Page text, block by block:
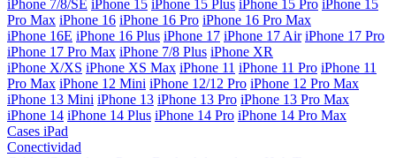
iPhone 7/8/SE iPhone 15 iPhone 15 Plus iPhone 15 Pro iPhone 15
Pro Max iPhone 16 iPhone 16 Pro iPhone 16 Pro Max
iPhone 16E iPhone 16 Plus iPhone 17 iPhone 17 Air iPhone 17 Pro
iPhone 17 Pro Max iPhone 7/8 Plus iPhone XR
iPhone X/XS iPhone XS Max iPhone 11 iPhone 11 Pro iPhone 11
Pro Max iPhone 12 Mini iPhone 12/12 Pro iPhone 12 Pro Max
iPhone 13 Mini iPhone 13 iPhone 13 Pro iPhone 13 Pro Max
iPhone 14 iPhone 14 Plus iPhone 14 Pro iPhone 14 Pro Max
Cases iPad
Conectividad